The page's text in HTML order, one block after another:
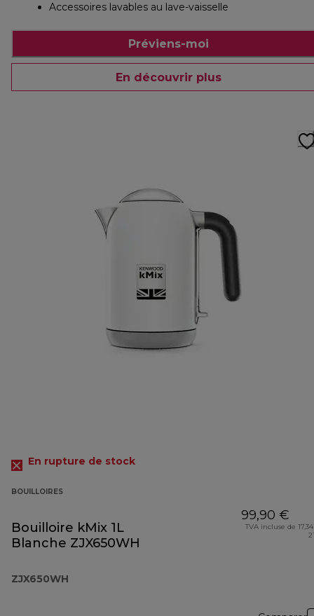
Accessoires lavables au lave-vaisselle
Préviens-moi
En découvrir plus
En rupture de stock
BOUILLOIRES
Bouilloire kMix 1L
Blanche ZJX650WH
ZJX650WH
99,90 €
TVA incluse de